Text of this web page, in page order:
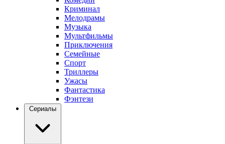
Криминал
Мелодрамы
Музыка
Мультфильмы
Приключения
Семейные
Спорт
Триллеры
Ужасы
Фантастика
Фэнтези
Сериалы